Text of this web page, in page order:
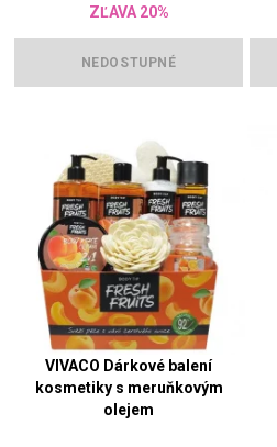
ZĽAVA 20%
NEDOSTUPNÉ
VIVACO Dárkové balení
kosmetiky s meruňkovým
olejem